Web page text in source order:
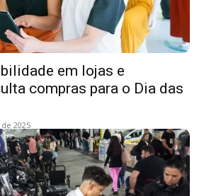
em lojas e
compras para o Dia das
2025